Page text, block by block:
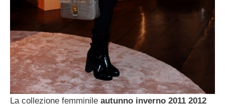
La collezione femminile autunno inverno 2011 2012